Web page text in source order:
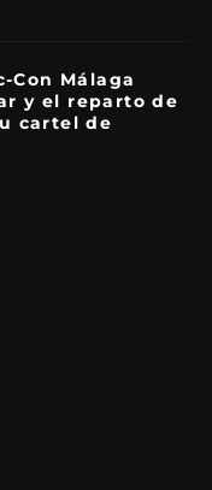
Con Málaga
y el reparto de
cartel de